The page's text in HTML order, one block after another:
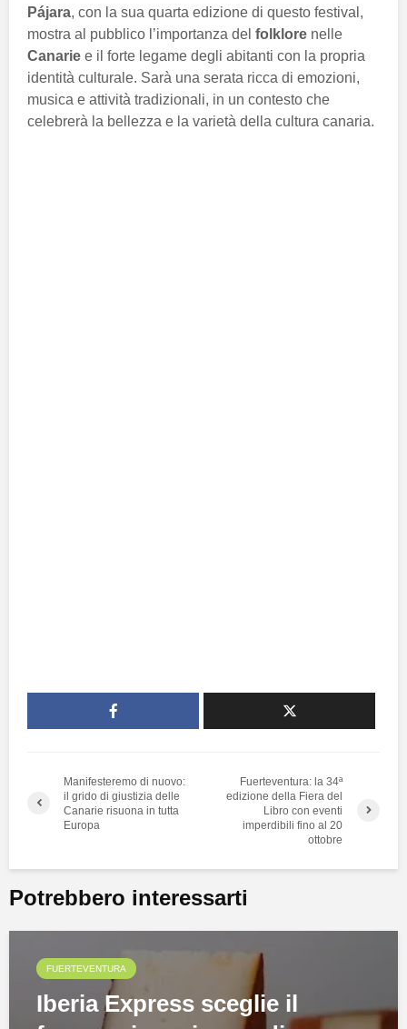
Pájara, con la sua quarta edizione di questo festival,
mostra al pubblico l’importanza del folklore nelle
Canarie e il forte legame degli abitanti con la propria
identità culturale. Sarà una serata ricca di emozioni,
musica e attività tradizionali, in un contesto che
celebrerà la bellezza e la varietà della cultura canaria.
Manifesteremo di nuovo:
il grido di giustizia delle
Canarie risuona in tutta
Europa
Fuerteventura: la 34ª
edizione della Fiera del
Libro con eventi
imperdibili fino al 20
ottobre
Potrebbero interessarti
FUERTEVENTURA
Iberia Express sceglie il